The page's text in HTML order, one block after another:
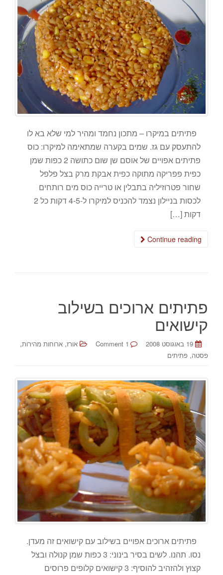
פתיתים במיקרו – מתכון נחמד ומהיר למי שלא בא לו
להתעסק עם גז. שמים בקערה שמתאימה למיקרו: כוס
פתיתים אפויים של אוסם שן שום כתושה 2 כפות שמן
כפית פפריקה מתוקה כפית אבקת מרק בצל פלפל
שחור פטרוזיליה בתבלין או טרייה כוס מים רותחים
לכסות בניילון נצמד להכניס למיקרו ל-4-5 דקות כל 2
דקות […]
Continue reading
פתיתים ארוכים בשילוב
קישואים
19 באוגוסט 2008 1 Comment אורז, ארוחות מהירות,
פסטה, פתיתים
פתיתים ארוכים אפויים בשילוב עם קישואים זה מעדן.
נסו. תהנו. לשים בסיר בינוני: 3 כפות שמן קנולה ובצל
קצוץ ולהזהיב להוסיף: 3 קישואים קלופים פרוסים